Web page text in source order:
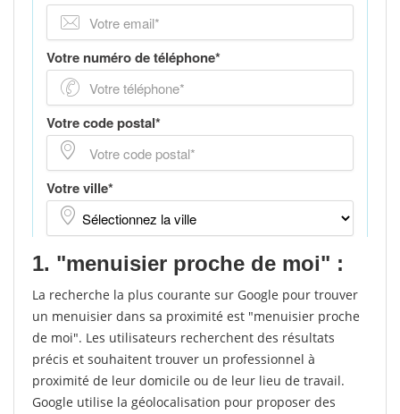
1. "menuisier proche de moi" :
La recherche la plus courante sur Google pour trouver
un menuisier dans sa proximité est "menuisier proche
de moi". Les utilisateurs recherchent des résultats
précis et souhaitent trouver un professionnel à
proximité de leur domicile ou de leur lieu de travail.
Google utilise la géolocalisation pour proposer des